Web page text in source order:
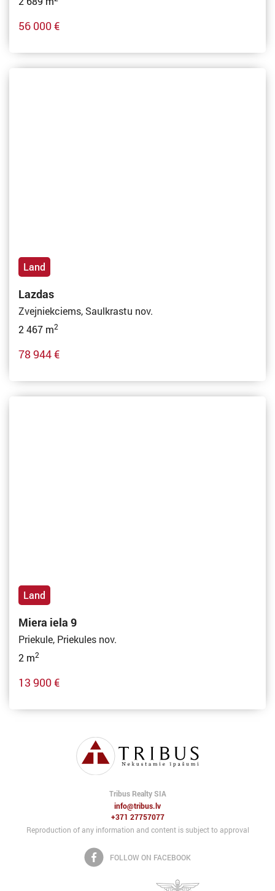
56 000 €
Land
Lazdas
Zvejniekciems, Saulkrastu nov.
2 467 m2
78 944 €
Land
Miera iela 9
Priekule, Priekules nov.
2 m2
13 900 €
Tribus Realty SIA
info@tribus.lv
+371 27757077
Reproduction of any information and content is subject to approval
FOLLOW ON FACEBOOK